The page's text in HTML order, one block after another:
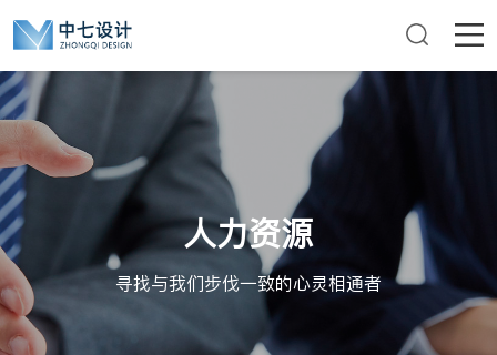
人力资源
寻找与我们步伐一致的心灵相通者